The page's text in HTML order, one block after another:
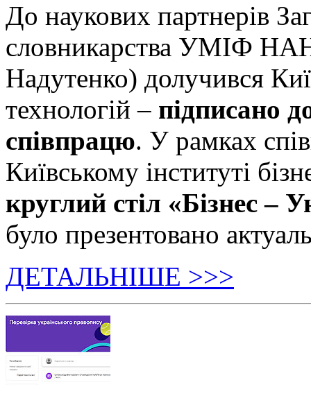
До наукових партнерів
словникарства УМІФ
Надутенко) долучився
технологій – підписано
співпрацю. У рамках
Київському інституті
круглий стіл «Бізнес –
було презентовано
ДЕТАЛЬНІШЕ >>>